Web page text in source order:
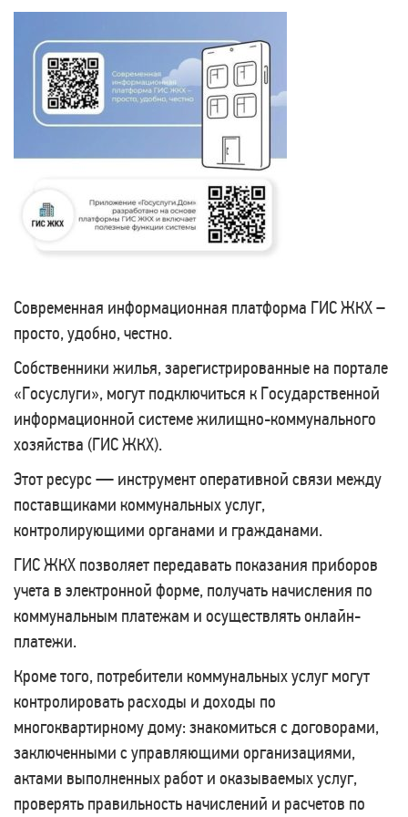
Современная информационная платформа ГИС ЖКХ –
просто, удобно, честно.
Собственники жилья, зарегистрированные на портале
«Госуслуги», могут подключиться к Государственной
информационной системе жилищно-коммунального
хозяйства (ГИС ЖКХ).
Этот ресурс — инструмент оперативной связи между
поставщиками коммунальных услуг,
контролирующими органами и гражданами.
ГИС ЖКХ позволяет передавать показания приборов
учета в электронной форме, получать начисления по
коммунальным платежам и осуществлять онлайн-
платежи.
Кроме того, потребители коммунальных услуг могут
контролировать расходы и доходы по
многоквартирному дому: знакомиться с договорами,
заключенными с управляющими организациями,
актами выполненных работ и оказываемых услуг,
проверять правильность начислений и расчетов по